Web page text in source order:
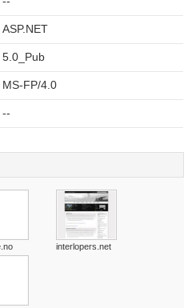
ASP.NET
5.0_Pub
MS-FP/4.0
--
interlopers.net